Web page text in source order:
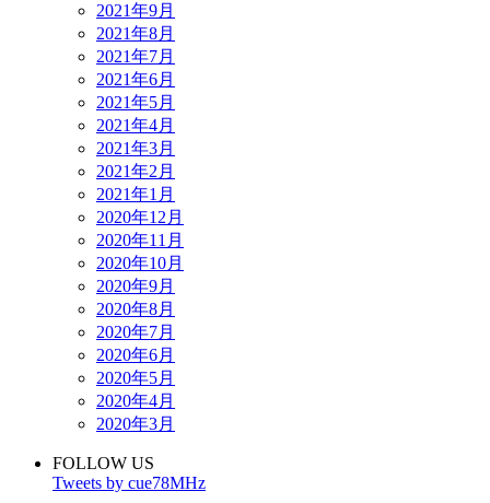
2021年9月
2021年8月
2021年7月
2021年6月
2021年5月
2021年4月
2021年3月
2021年2月
2021年1月
2020年12月
2020年11月
2020年10月
2020年9月
2020年8月
2020年7月
2020年6月
2020年5月
2020年4月
2020年3月
FOLLOW US
Tweets by cue78MHz